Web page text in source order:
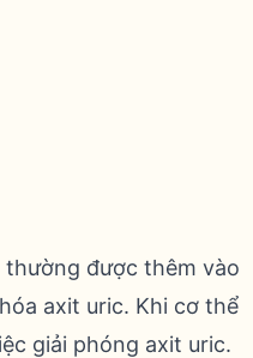
được thêm vào
axit uric. Khi cơ thể
giải phóng axit uric.